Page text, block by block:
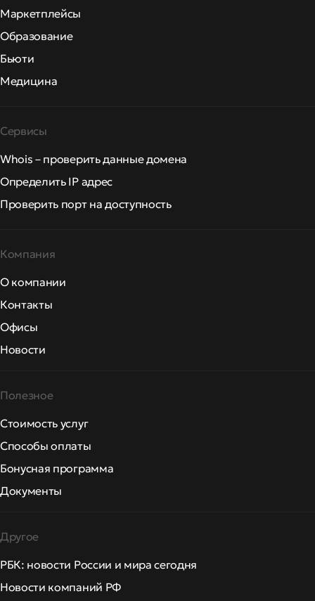
Маркетплейсы
Образование
Бьюти
Медицина
Сервисы
Whois – проверить данные домена
Определить IP адрес
Проверить порт на доступность
Компания
О компании
Контакты
Офисы
Новости
Полезное
Стоимость услуг
Способы оплаты
Бонусная программа
Документы
Другое
РБК: новости России и мира сегодня
Новости компаний РФ